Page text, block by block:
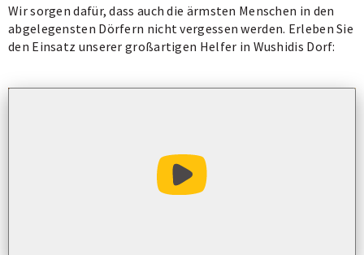
Wir sorgen dafür, dass auch die ärmsten Menschen in den
abgelegensten Dörfern nicht vergessen werden. Erleben Sie
den Einsatz unserer großartigen Helfer in Wushidis Dorf:
Video abspielen